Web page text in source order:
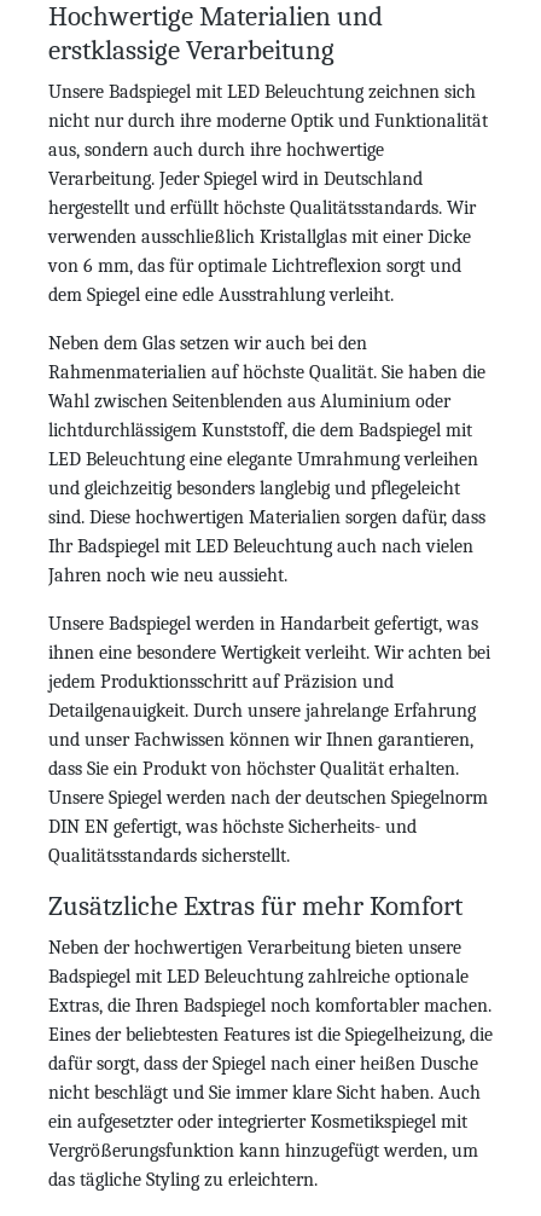
Hochwertige Materialien und
erstklassige Verarbeitung
Unsere Badspiegel mit LED Beleuchtung zeichnen sich
nicht nur durch ihre moderne Optik und Funktionalität
aus, sondern auch durch ihre hochwertige
Verarbeitung. Jeder Spiegel wird in Deutschland
hergestellt und erfüllt höchste Qualitätsstandards. Wir
verwenden ausschließlich Kristallglas mit einer Dicke
von 6 mm, das für optimale Lichtreflexion sorgt und
dem Spiegel eine edle Ausstrahlung verleiht.
Neben dem Glas setzen wir auch bei den
Rahmenmaterialien auf höchste Qualität. Sie haben die
Wahl zwischen Seitenblenden aus Aluminium oder
lichtdurchlässigem Kunststoff, die dem Badspiegel mit
LED Beleuchtung eine elegante Umrahmung verleihen
und gleichzeitig besonders langlebig und pflegeleicht
sind. Diese hochwertigen Materialien sorgen dafür, dass
Ihr Badspiegel mit LED Beleuchtung auch nach vielen
Jahren noch wie neu aussieht.
Unsere Badspiegel werden in Handarbeit gefertigt, was
ihnen eine besondere Wertigkeit verleiht. Wir achten bei
jedem Produktionsschritt auf Präzision und
Detailgenauigkeit. Durch unsere jahrelange Erfahrung
und unser Fachwissen können wir Ihnen garantieren,
dass Sie ein Produkt von höchster Qualität erhalten.
Unsere Spiegel werden nach der deutschen Spiegelnorm
DIN EN gefertigt, was höchste Sicherheits- und
Qualitätsstandards sicherstellt.
Zusätzliche Extras für mehr Komfort
Neben der hochwertigen Verarbeitung bieten unsere
Badspiegel mit LED Beleuchtung zahlreiche optionale
Extras, die Ihren Badspiegel noch komfortabler machen.
Eines der beliebtesten Features ist die Spiegelheizung, die
dafür sorgt, dass der Spiegel nach einer heißen Dusche
nicht beschlägt und Sie immer klare Sicht haben. Auch
ein aufgesetzter oder integrierter Kosmetikspiegel mit
Vergrößerungsfunktion kann hinzugefügt werden, um
das tägliche Styling zu erleichtern.